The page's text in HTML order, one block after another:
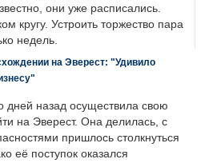
они уже расписались.
кругу. Устроить торжество пара
недель.
на Эверест: "Удивило
дней назад осуществила свою
на Эверест. Она делилась, с
пришлось столкнуться
её поступок оказался